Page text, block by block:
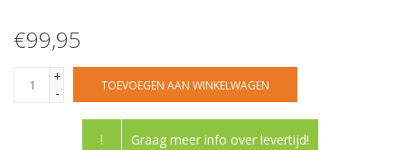
€99,95
+
-
TOEVOEGEN AAN WINKELWAGEN
! Graag meer info over levertijd!